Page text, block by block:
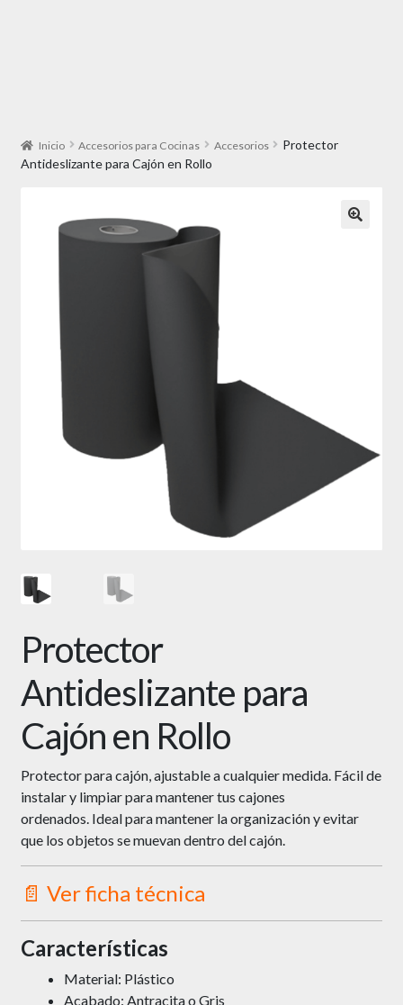
Inicio Accesorios para Cocinas Accesorios
Protector
Antideslizante para Cajón en Rollo
Protector
Antideslizante para
Cajón en Rollo
Protector para cajón, ajustable a cualquier medida. Fácil de
instalar y limpiar para mantener tus cajones
ordenados. Ideal para mantener la organización y evitar
que los objetos se muevan dentro del cajón.
📄 Ver ficha técnica
Características
Material: Plástico
Acabado: Antracita o Gris